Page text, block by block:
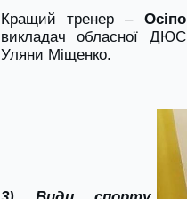
Кращий тренер –
викладач обласної
Уляни Міщенко.